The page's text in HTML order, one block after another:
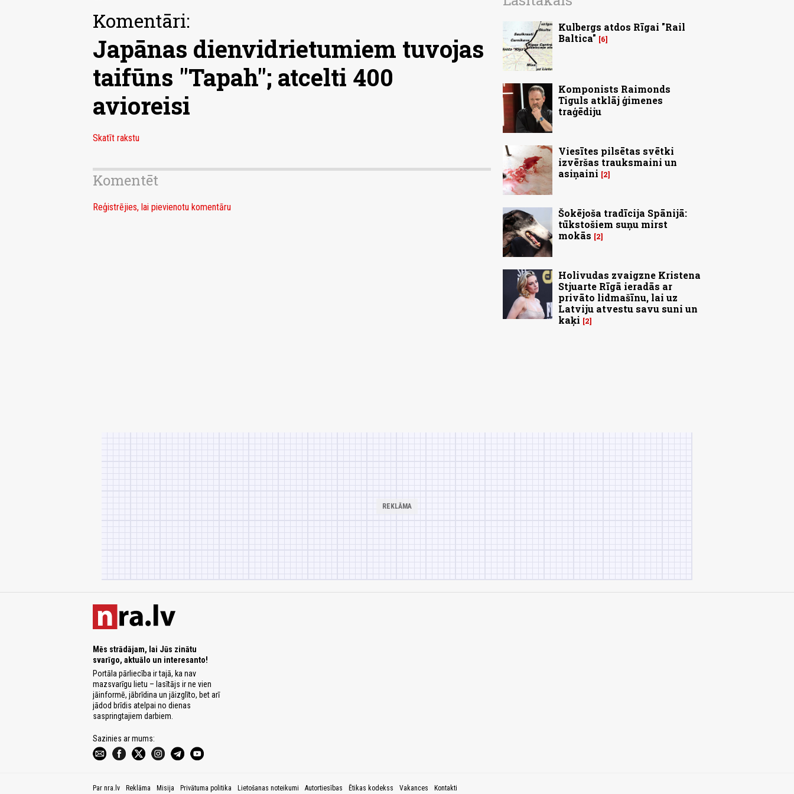
Komentāri:
Japānas dienvidrietumiem tuvojas
taifūns "Tapah"; atcelti 400
avioreisi
Skatīt rakstu
Komentēt
Reģistrējies, lai pievienotu komentāru
Kulbergs atdos Rīgai "Rail
Baltica"
6
Komponists Raimonds
Tiguls atklāj ģimenes
traģēdiju
Viesītes pilsētas svētki
izvēršas trauksmaini un
asiņaini
2
Šokējoša tradīcija Spānijā:
tūkstošiem suņu mirst
mokās
2
Holivudas zvaigzne Kristena
Stjuarte Rīgā ieradās ar
privāto lidmašīnu, lai uz
Latviju atvestu savu suni un
kaķi
2
Mēs strādājam, lai Jūs zinātu
svarīgo, aktuālo un interesanto!
Portāla pārliecība ir tajā, ka nav
mazsvarīgu lietu – lasītājs ir ne vien
jāinformē, jābrīdina un jāizglīto, bet arī
jādod brīdis atelpai no dienas
saspringtajiem darbiem.
Sazinies ar mums:
Par nra.lv Reklāma Misija Privātuma politika Lietošanas noteikumi Autortiesības Ētikas kodekss Vakances Kontakti